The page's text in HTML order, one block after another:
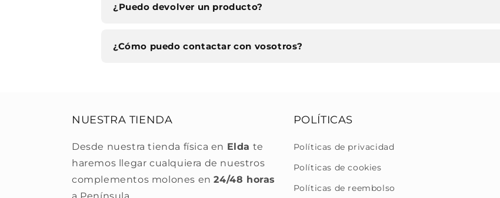
¿Puedo devolver un producto?
¿Cómo puedo contactar con vosotros?
NUESTRA TIENDA
Desde nuestra tienda física en Elda te
haremos llegar cualquiera de nuestros
complementos molones en24/48 horas
POLÍTICAS
Políticas de privacidad
Políticas de cookies
Políticas de reembolso